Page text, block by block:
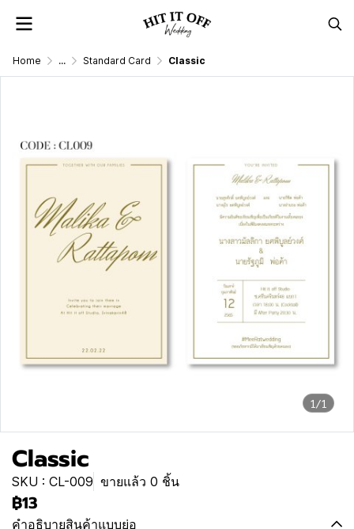
Home ... Standard Card Classic
1/1
Classic
SKU : CL-009 ขายแล้ว 0 ชิ้น
฿13
คำอธิบายสินค้าแบบย่อ